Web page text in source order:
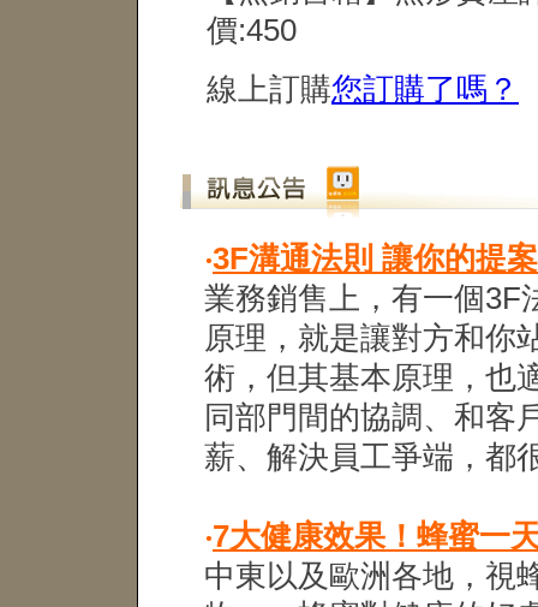
價:450
線上訂購您訂購了嗎？
‧3F溝通法則 讓你的提
業務銷售上，有一個3F
原理，就是讓對方和你
術，但其基本原理，也
同部門間的協調、和客
薪、解決員工爭端，都
‧7大健康效果！蜂蜜一
中東以及歐洲各地，視